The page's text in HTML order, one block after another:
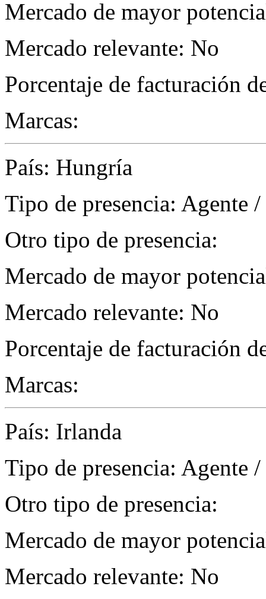
Mercado de mayor
Mercado relevante: No
Porcentaje de facturación
Marcas:
País: Hungría
Tipo de presencia: Agente
Otro tipo de presencia:
Mercado de mayor
Mercado relevante: No
Porcentaje de facturación
Marcas:
País: Irlanda
Tipo de presencia: Agente
Otro tipo de presencia:
Mercado de mayor
Mercado relevante: No